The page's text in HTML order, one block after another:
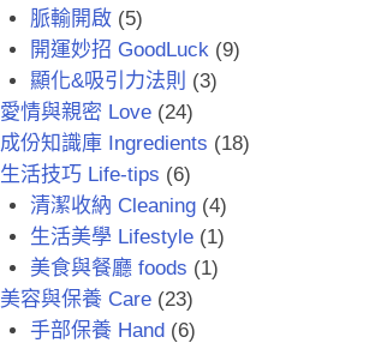
脈輸開啟 (5)
開運妙招 GoodLuck (9)
顯化&吸引力法則 (3)
愛情與親密 Love(24)
成份知識庫 Ingredients (18)
生活技巧 Life-tips (6)
清潔收納 Cleaning (4)
生活美學 Lifestyle (1)
美食與餐廳 foods (1)
美容與保養 Care(23)
手部保養 Hand (6)